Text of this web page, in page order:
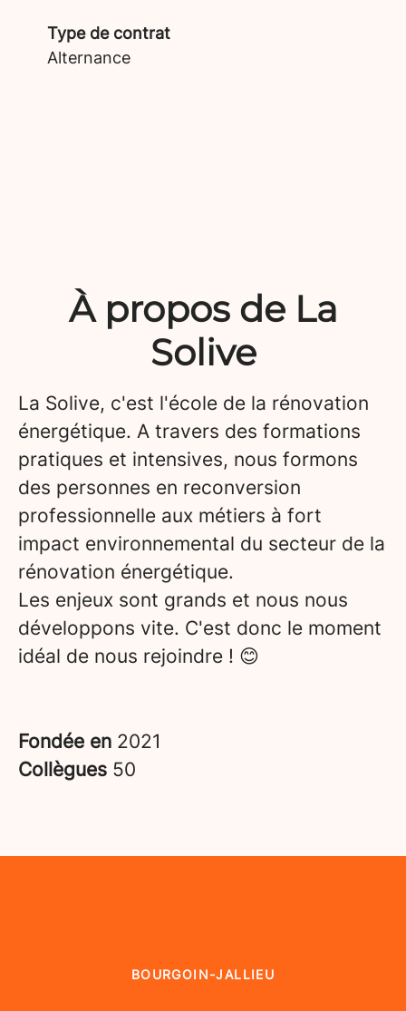
Type de contrat
Alternance
À propos de La
Solive
La Solive, c'est l'école de la rénovation
énergétique. A travers des formations
pratiques et intensives, nous formons
des personnes en reconversion
professionnelle aux métiers à fort
impact environnemental du secteur de la
rénovation énergétique.
Les enjeux sont grands et nous nous
développons vite. C'est donc le moment
idéal de nous rejoindre ! 😊
Fondée en 2021
Collègues 50
BOURGOIN-JALLIEU